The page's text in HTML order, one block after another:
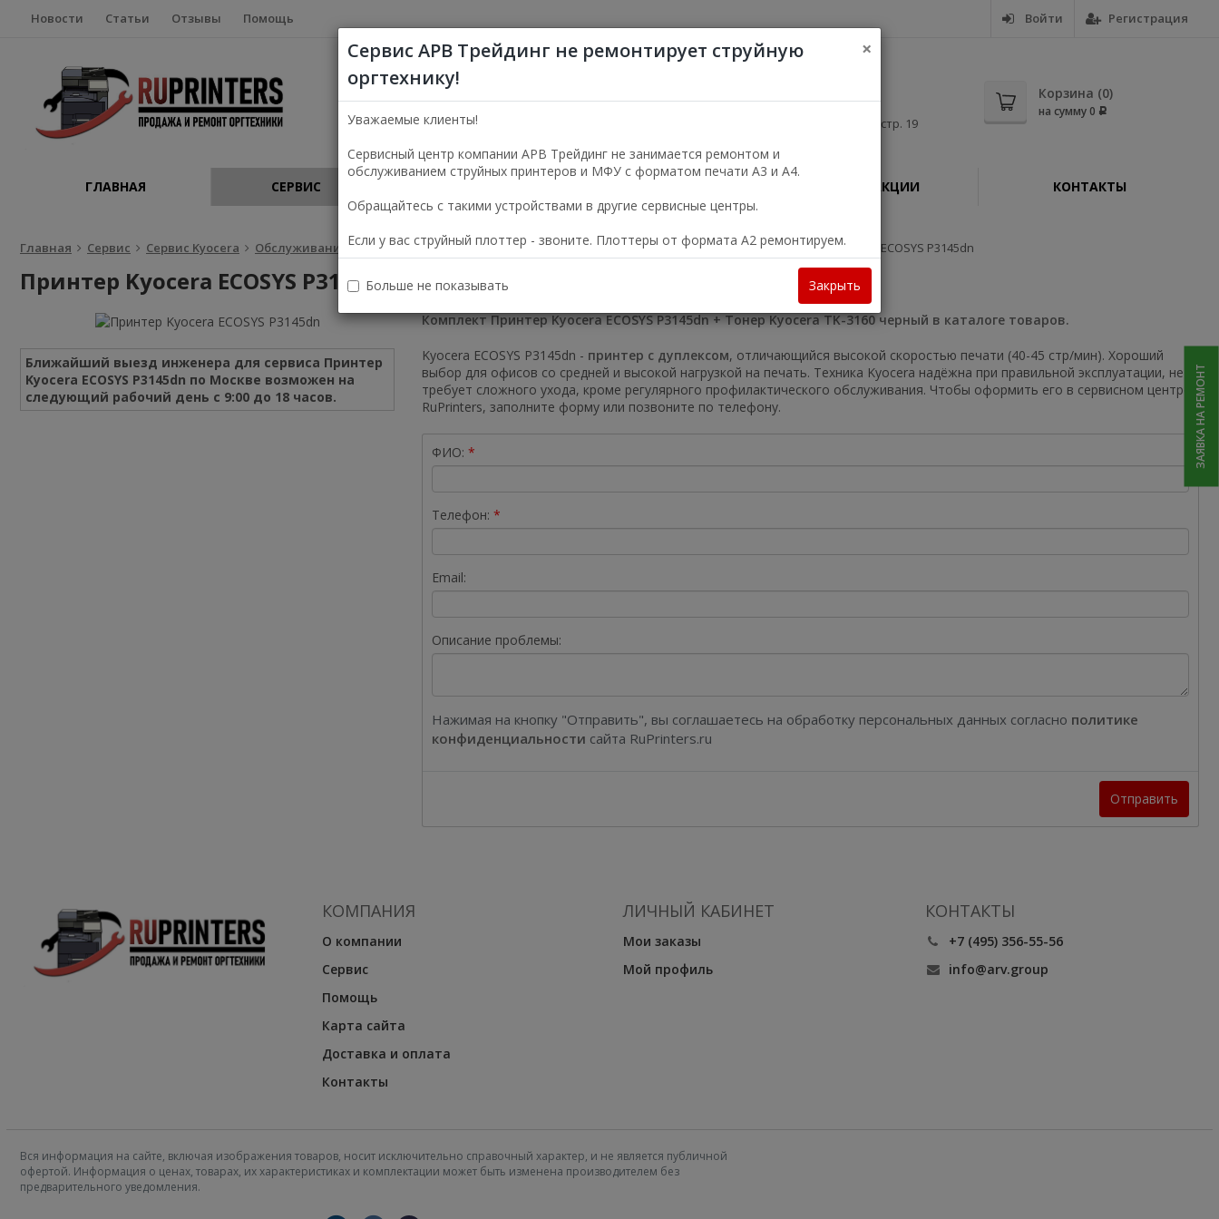
Войти Регистрация
Новости Статьи Отзывы Помощь
Пн—Пт 9:00—18:00
г. Москва, ул. Электродная, д. 11, стр. 19
Корзина (0)
на сумму0 Р
ГЛАВНАЯ СЕРВИС АКЦИИ КОНТАКТЫ
Главная Сервис Сервис Kyocera Обслуживание Kyocera в Москве Принтеры Лазерные черно-белые принтеры Принтер Kyocera ECOSYS P3145dn
Принтер Kyocera ECOSYS P3145dn
Ближайший выезд инженера для сервиса Принтер
Kyocera ECOSYS P3145dn по Москве возможен на
следующий рабочий день с 9:00 до 18 часов.
Комплект Принтер Kyocera ECOSYS P3145dn + Тонер Kyocera TK-3160 черный в каталоге товаров.
Kyocera ECOSYS P3145dn - принтер с дуплексом, отличающийся высокой скоростью печати (40-45 стр/мин). Хороший
выбор для офисов со средней и высокой нагрузкой на печать. Техника Kyocera надёжна при правильной эксплуатации, не
требует сложного ухода, кроме регулярного профилактического обслуживания. Чтобы оформить его в сервисном центре
RuPrinters, заполните форму или позвоните по телефону.
ФИО:
Телефон:
Email:
Описание проблемы:
Нажимая на кнопку "Отправить", вы соглашаетесь на обработку персональных данных согласно политике
конфиденциальности сайта RuPrinters.ru
Отправить
ЗАЯВКА НА РЕМОНТ
КОМПАНИЯ
О компании
Сервис
Помощь
Карта сайта
Доставка и оплата
Контакты
ЛИЧНЫЙ КАБИНЕТ
Мои заказы
Мой профиль
КОНТАКТЫ
+7 (495) 356-55-56
info@arv.group
Вся информация на сайте, включая изображения товаров, носит исключительно справочный характер, и не является публичной
офертой. Информация о ценах, товарах, их характеристиках и комплектации может быть изменена производителем без
предварительного уведомления.
Сервис АРВ Трейдинг не ремонтирует струйную
оргтехнику!
×
Уважаемые клиенты!
Сервисный центр компании АРВ Трейдинг не занимается ремонтом и
обслуживанием струйных принтеров и МФУ с форматом печати А3 и А4.
Обращайтесь с такими устройствами в другие сервисные центры.
Если у вас струйный плоттер - звоните. Плоттеры от формата А2 ремонтируем.
Больше не показывать Закрыть